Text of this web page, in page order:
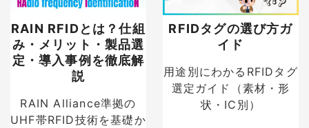
RAIN RFIDとは？仕組
み・メリット・製品選
定・導入事例を徹底解
説
RAIN Alliance準拠の
UHF帯RFID技術を基礎か
RFIDタグの選び方ガ
イド
用途別にわかるRFIDタグ
選定ガイド（素材・形
状・IC別）